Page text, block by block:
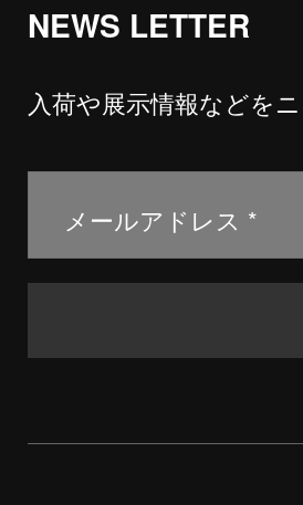
NEWS LETTER
入荷や展示情報などを